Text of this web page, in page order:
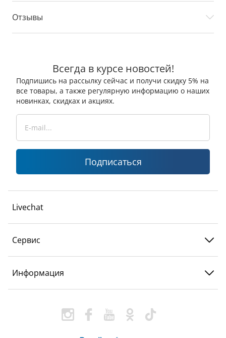
Отзывы
Всегда в курсе новостей!
Подпишись на рассылку сейчас и получи скидку 5% на
все товары, а также регулярную информацию о наших
новинках, скидках и акциях.
Подписаться
Livechat
Сервис
Информация